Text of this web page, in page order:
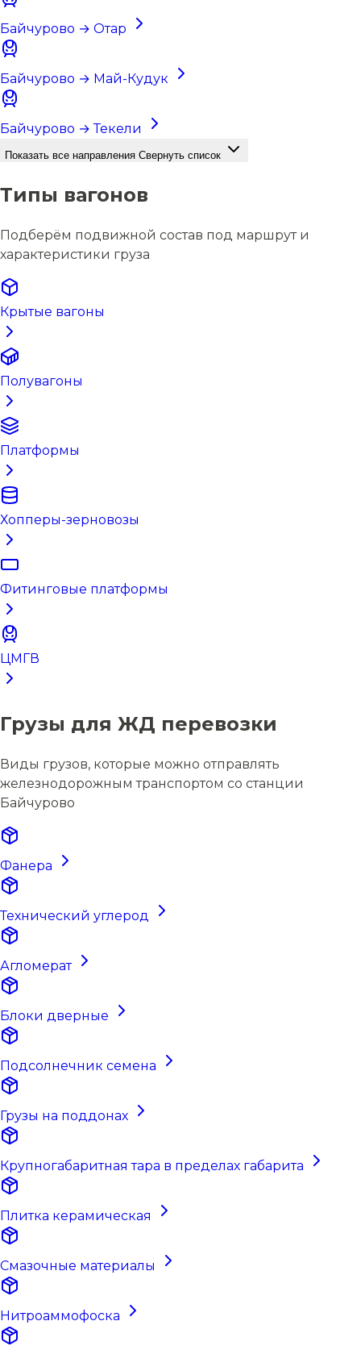
Байчурово → Отар
Байчурово → Май-Кудук
Байчурово → Текели
Показать все направления Свернуть список
Типы вагонов
Подберём подвижной состав под маршрут и
характеристики груза
Крытые вагоны
Полувагоны
Платформы
Хопперы-зерновозы
Фитинговые платформы
ЦМГВ
Грузы для ЖД перевозки
Виды грузов, которые можно отправлять
железнодорожным транспортом со станции
Байчурово
Фанера
Технический углерод
Агломерат
Блоки дверные
Подсолнечник семена
Грузы на поддонах
Крупногабаритная тара в пределах габарита
Плитка керамическая
Смазочные материалы
Нитроаммофоска